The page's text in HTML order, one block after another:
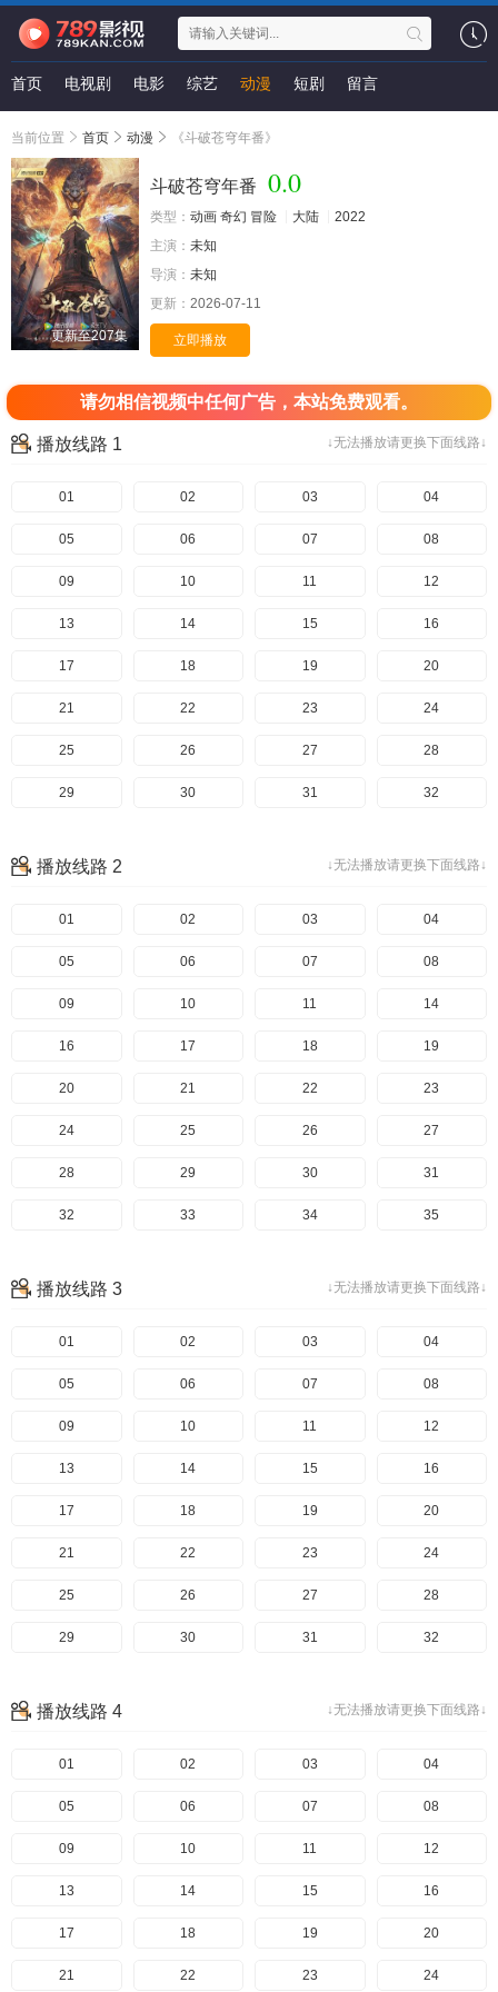
首页 电视剧 电影 综艺 动漫 短剧 留言
当前位置 首页 动漫 《斗破苍穹年番》
更新至207集
斗破苍穹年番 0.0
类型： 动画 奇幻 冒险 大陆
2022
主演： 未知
导演： 未知
更新： 2026-07-11
立即播放
请勿相信视频中任何广告，本站免费观看。
↓无法播放请更换下面线路↓
播放线路 1
01 02 03 04
05 06 07 08
09 10 11 12
13 14 15 16
17 18 19 20
21 22 23 24
25 26 27 28
29 30 31 32
37
41 42 43 44
45 46 47 48
49 50 51 52
53 54 55 56
57 58 59 60
61 62 63 64
65 66 67 68
69 70 71 72
77
81 82 83 84
85 86 87 88
89 90 91 92
93 94 95 96
97 98 99 100
101 102 103 104
105 106 107 108
109 110 111 112
117
121 122 123 124
125 126 127 128
129 130 131 132
133 134 135 136
137 138 139 140
141 142 143 144
↓无法播放请更换下面线路↓
播放线路 2
01 02 03 04
05 06 07 08
09 10 11 14
16 17 18 19
20 21 22 23
24 25 26 27
28 29 30 31
32 33 34 35
40
44 45 46 47
48 49 50 51
52 53 54 55
56 57 58 59
60 61 62 63
64 65 66 67
68 69 70 71
72 73 74 75
80
84 85 86 87
88 89 90 91
92 93 94 95
96 97 98 99
100 总集篇上 总结篇下 101
102 103 104 105
↓无法播放请更换下面线路↓
播放线路 3
01 02 03 04
05 06 07 08
09 10 11 12
13 14 15 16
17 18 19 20
21 22 23 24
25 26 27 28
29 30 31 32
37
41 42 43 44
45 46 47 48
49 50 51 52
53 54 55 56
57 58 59 60
61 62 63 64
↓无法播放请更换下面线路↓
播放线路 4
01 02 03 04
05 06 07 08
09 10 11 12
13 14 15 16
17 18 19 20
21 22 23 24